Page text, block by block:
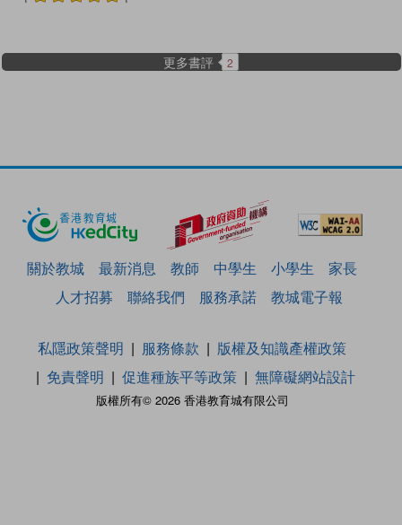
更多書評 2
關於教城 最新消息 教師 中學生 小學生
家長
人才招募
聯絡我們 服務承諾 教城電子報
版權所有© 2026 香港教育城有限公司
私隱政策聲明 服務條款
版權及知識產權政策
免責聲明
促進種族平等政策 無障礙網站設計